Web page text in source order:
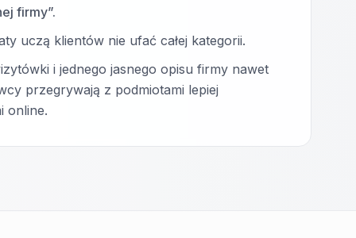
firmy”.
uczą klientów nie ufać całej kategorii.
i jednego jasnego opisu firmy nawet
przegrywają z podmiotami lepiej
online.